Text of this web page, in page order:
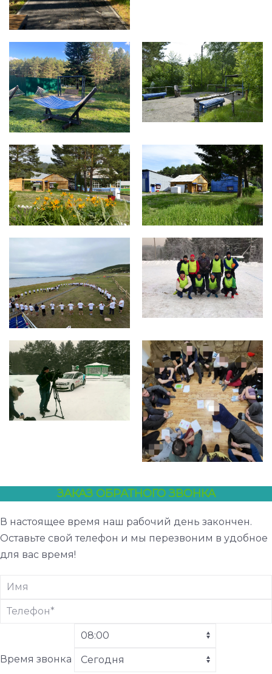
ЗАКАЗ ОБРАТНОГО ЗВОНКА
В настоящее время наш рабочий день закончен.
Оставьте свой телефон и мы перезвоним в удобное
для вас время!
Время звонка